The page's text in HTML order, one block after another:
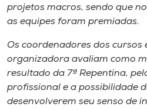
projetos macros, sendo que
as equipes foram premiadas.
Os coordenadores dos cursos
organizadora avaliam como
resultado da 7ª Repentina,
profissional e a possibilidade
desenvolverem seu senso de